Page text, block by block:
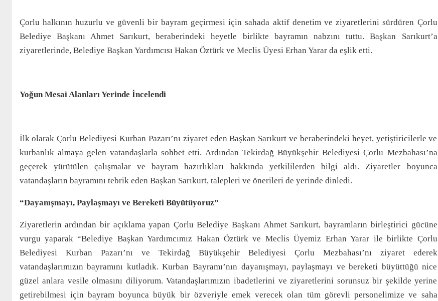
Çorlu halkının huzurlu ve güvenli bir bayram geçirmesi için sahada aktif denetim ve ziyaretlerini sürdüren Çorlu
Belediye Başkanı Ahmet Sarıkurt, beraberindeki heyetle birlikte bayramın nabzını tuttu. Başkan Sarıkurt’a
ziyaretlerinde, Belediye Başkan Yardımcısı Hakan Öztürk ve Meclis Üyesi Erhan Yarar da eşlik etti.
Yoğun Mesai Alanları Yerinde İncelendi
İlk olarak Çorlu Belediyesi Kurban Pazarı’nı ziyaret eden Başkan Sarıkurt ve beraberindeki heyet, yetiştiricilerle ve
kurbanlık almaya gelen vatandaşlarla sohbet etti. Ardından Tekirdağ Büyükşehir Belediyesi Çorlu Mezbahası’na
geçerek yürütülen çalışmalar ve bayram hazırlıkları hakkında yetkililerden bilgi aldı. Ziyaretler boyunca
vatandaşların bayramını tebrik eden Başkan Sarıkurt, talepleri ve önerileri de yerinde dinledi.
“Dayanışmayı, Paylaşmayı ve Bereketi Büyütüyoruz”
Ziyaretlerin ardından bir açıklama yapan Çorlu Belediye Başkanı Ahmet Sarıkurt, bayramların birleştirici gücüne
vurgu yaparak “Belediye Başkan Yardımcımız Hakan Öztürk ve Meclis Üyemiz Erhan Yarar ile birlikte Çorlu
Belediyesi Kurban Pazarı’nı ve Tekirdağ Büyükşehir Belediyesi Çorlu Mezbahası’nı ziyaret ederek
vatandaşlarımızın bayramını kutladık. Kurban Bayramı’nın dayanışmayı, paylaşmayı ve bereketi büyüttüğü nice
güzel anlara vesile olmasını diliyorum. Vatandaşlarımızın ibadetlerini ve ziyaretlerini sorunsuz bir şekilde yerine
getirebilmesi için bayram boyunca büyük bir özveriyle emek verecek olan tüm görevli personelimize ve saha